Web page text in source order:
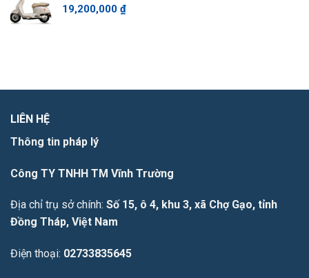
19,200,000 ₫
LIÊN HỆ
Thông tin pháp lý
Công TY TNHH TM Vĩnh Trường
Địa chỉ trụ sở chính: Số 15, ô 4, khu 3, xã Chợ Gạo, tỉnh
Đồng Tháp, Việt Nam
Điện thoại: 02733835645